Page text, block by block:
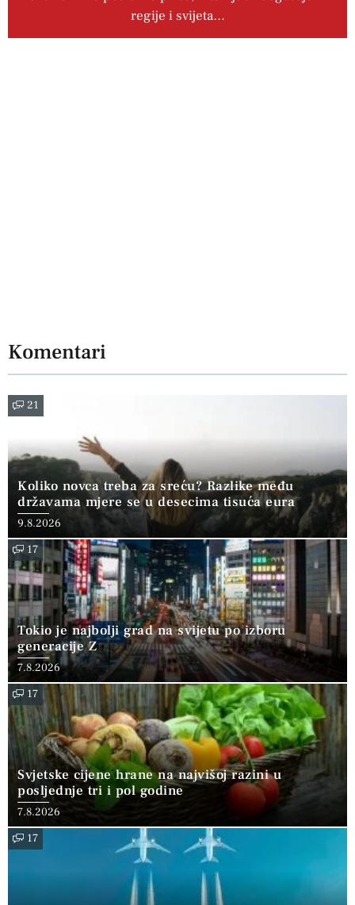
regije i svijeta…
Komentari
21
Koliko novca treba za sreću? Razlike među
državama mjere se u desecima tisuća eura
9.8.2026
17
Tokio je najbolji grad na svijetu po izboru
generacije Z
7.8.2026
17
Svjetske cijene hrane na najvišoj razini u
posljednje tri i pol godine
7.8.2026
17